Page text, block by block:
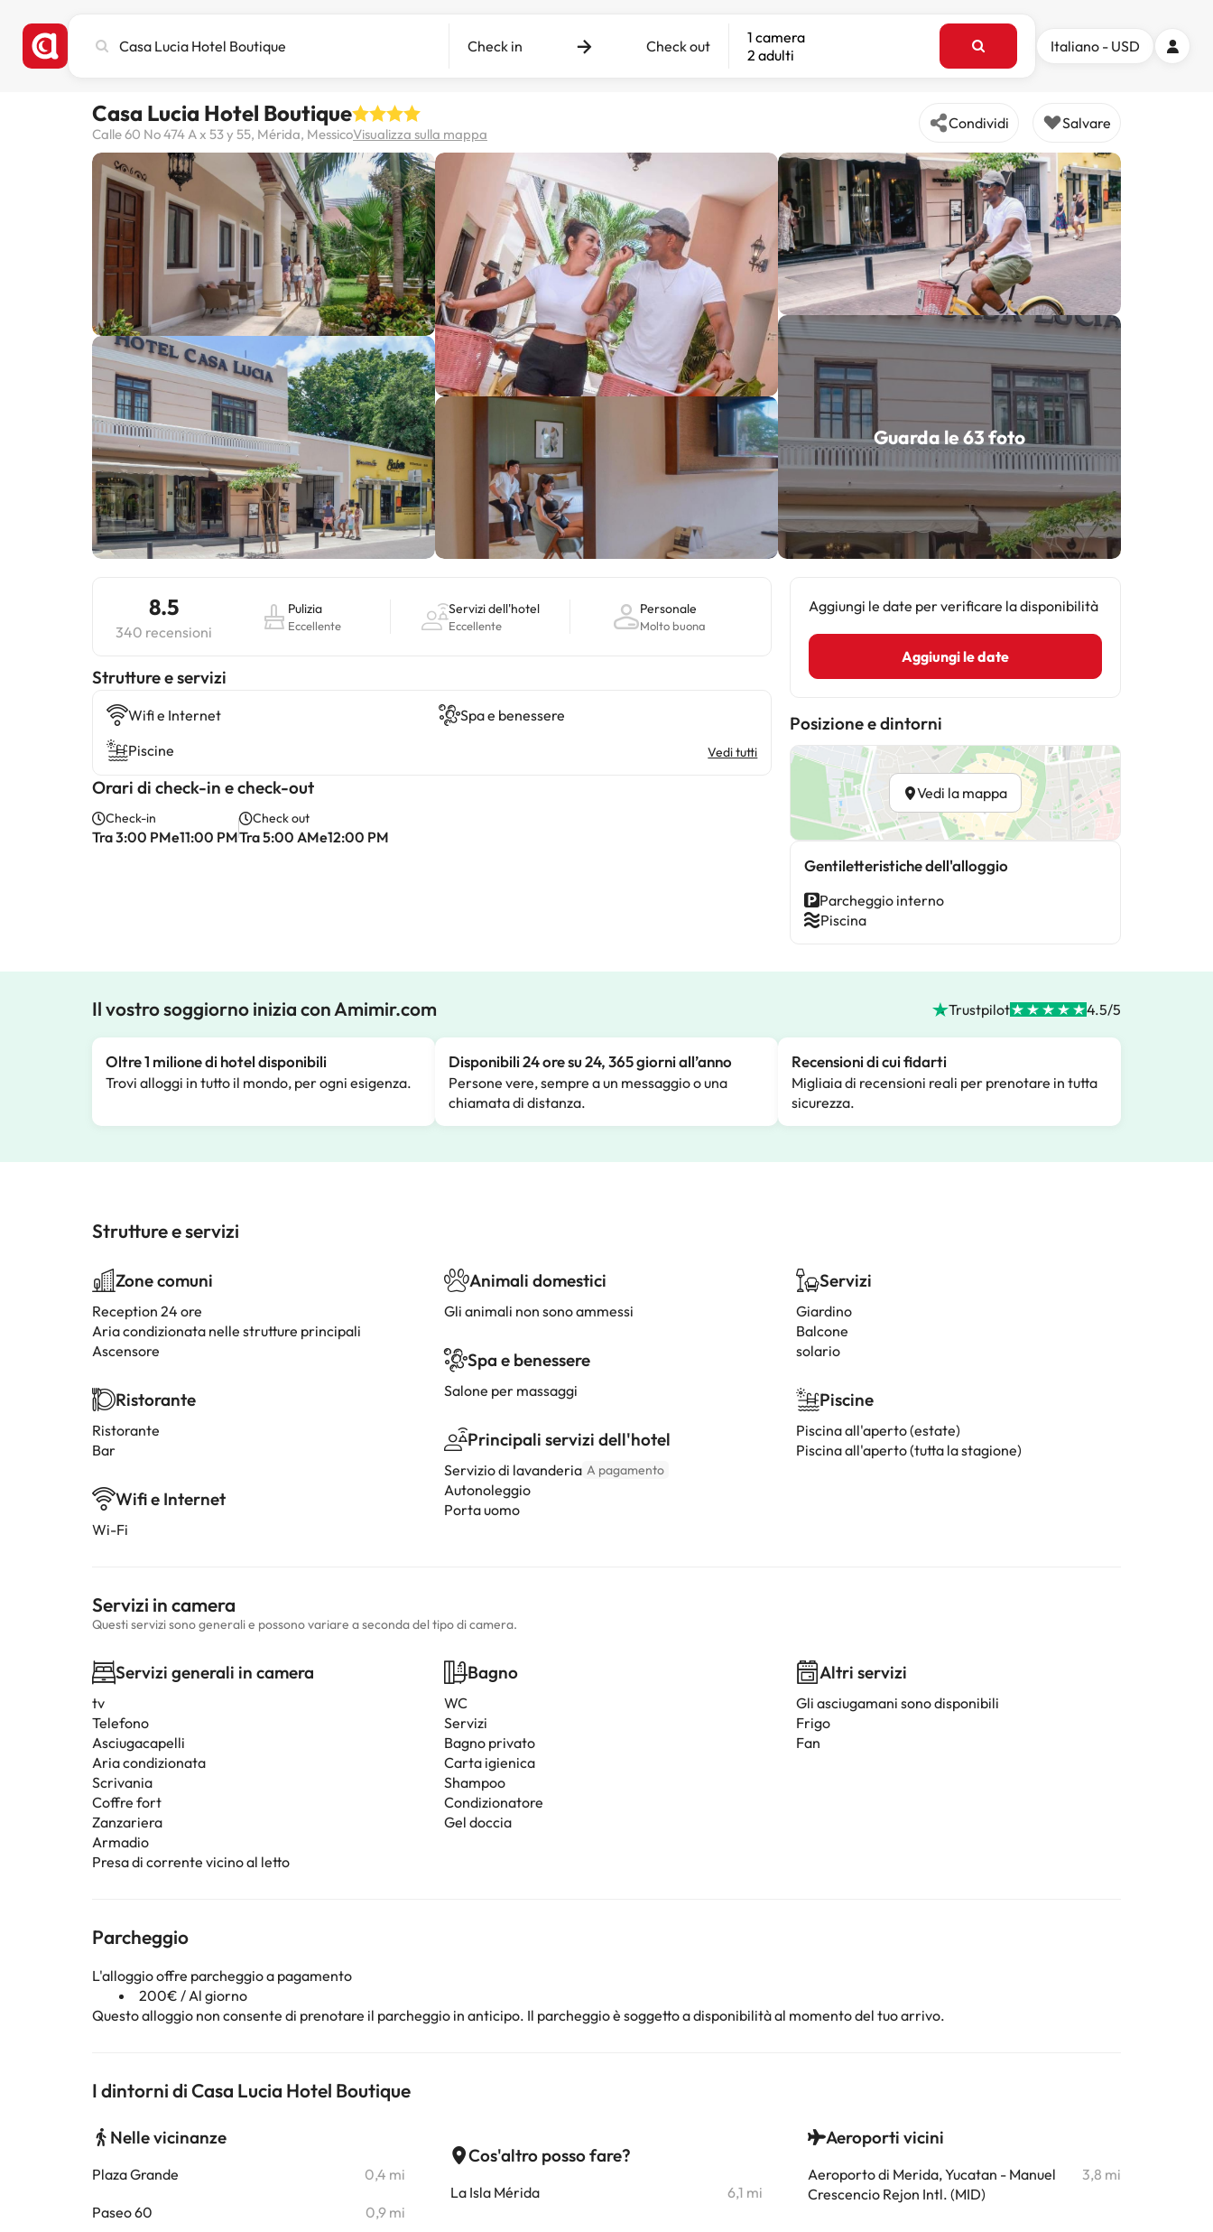
città,
destinazione
Check in Check out
1 camera
2 adulti
Italiano - USD
Casa Lucia Hotel Boutique
Calle 60 No 474 A x 53 y 55, Mérida, MessicoVisualizza sulla mappa
Condividi Salvare
Guarda le 63 foto
8.5
340 recensioni
Pulizia
Eccellente
Servizi dell'hotel
Eccellente
Personale
Molto buona
​Strutture e servizi
Wifi e Internet
Spa e benessere
Piscine
Vedi tutti
Orari di check-in e check-out
Check-in
Tra 3:00 PMe11:00 PM
Check out
Tra 5:00 AMe12:00 PM
Aggiungi le date per verificare la disponibilità
Aggiungi le date
Posizione e dintorni
Vedi la mappa
Gentiletteristiche dell'alloggio
Parcheggio interno
Piscina
Il vostro soggiorno inizia con Amimir.com Trustpilot 4.5/5
Oltre 1 milione di hotel disponibili
Trovi alloggi in tutto il mondo, per ogni esigenza.
Disponibili 24 ore su 24, 365 giorni all’anno
Persone vere, sempre a un messaggio o una
chiamata di distanza.
Recensioni di cui fidarti
Migliaia di recensioni reali per prenotare in tutta
sicurezza.
Strutture e servizi
Zone comuni
Reception 24 ore
Aria condizionata nelle strutture principali
Ascensore
Ristorante
Ristorante
Bar
Wifi e Internet
Wi-Fi
Animali domestici
Gli animali non sono ammessi
Spa e benessere
Salone per massaggi
Principali servizi dell'hotel
Servizio di lavanderia A pagamento
Autonoleggio
Porta uomo
Servizi
Giardino
Balcone
solario
Piscine
Piscina all'aperto (estate)
Piscina all'aperto (tutta la stagione)
Servizi in camera
Questi servizi sono generali e possono variare a seconda del tipo di camera.
Servizi generali in camera
tv
Telefono
Asciugacapelli
Aria condizionata
Scrivania
Coffre fort
Zanzariera
Armadio
Presa di corrente vicino al letto
Bagno
WC
Servizi
Bagno privato
Carta igienica
Shampoo
Condizionatore
Gel doccia
Altri servizi
Gli asciugamani sono disponibili
Frigo
Fan
Parcheggio
L'alloggio offre parcheggio a pagamento
200€ / Al giorno
Questo alloggio non consente di prenotare il parcheggio in anticipo. Il parcheggio è soggetto a disponibilità al momento del tuo arrivo.
I dintorni di Casa Lucia Hotel Boutique
Nelle vicinanze
Plaza Grande 0,4 mi
Paseo 60 0,9 mi
Cos'altro posso fare?
La Isla Mérida 6,1 mi
Aeroporti vicini
Aeroporto di Merida, Yucatan - Manuel
Crescencio Rejon Intl. (MID)
3,8 mi